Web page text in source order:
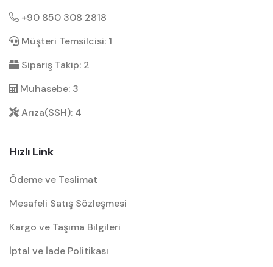
+90 850 308 2818
Müşteri Temsilcisi: 1
Sipariş Takip: 2
Muhasebe: 3
Arıza(SSH): 4
Hızlı Link
Ödeme ve Teslimat
Mesafeli Satış Sözleşmesi
Kargo ve Taşıma Bilgileri
İptal ve İade Politikası